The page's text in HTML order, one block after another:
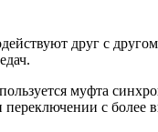
друг с
муфта
с более